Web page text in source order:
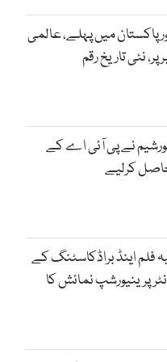
پاکستان میں پہلے، عالمی
نے پی آئی اے کے
فلم اینڈ براڈکاسٹنگ کے
نمائش کا